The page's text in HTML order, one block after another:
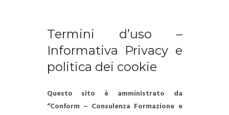
Termini d’uso –
Informativa Privacy e
politica dei cookie
Questo sito è amministrato da
“Conform – Consulenza Formazione e